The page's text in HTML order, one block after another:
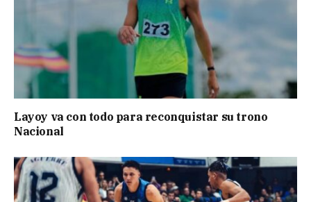
Layoy va con todo para reconquistar su trono
Nacional